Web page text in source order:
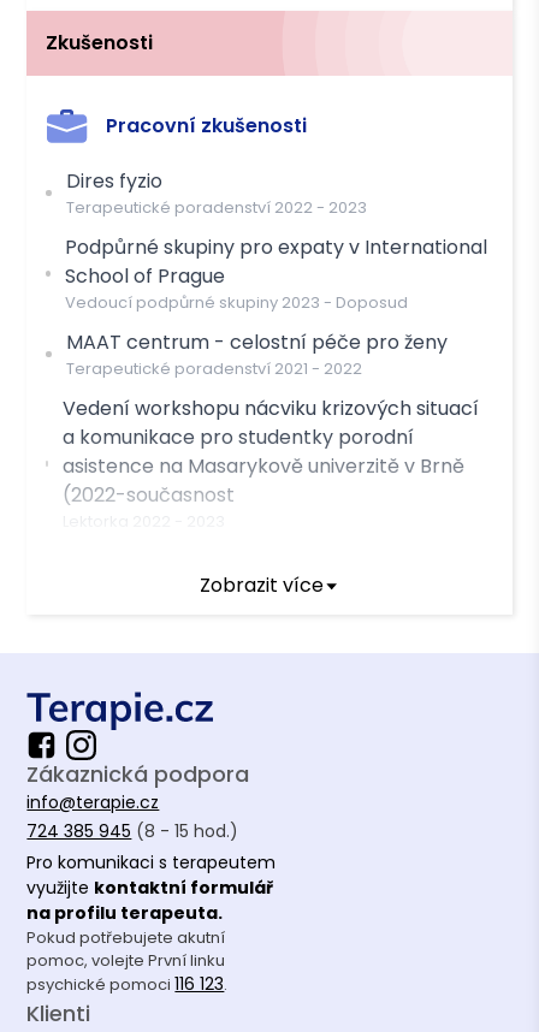
Zkušenosti
Pracovní zkušenosti
Dires fyzio
Terapeutické poradenství 2022- 2023
Podpůrné skupiny pro expaty v International
School of Prague
Vedoucí podpůrné skupiny 2023 - Doposud
MAAT centrum - celostní péče pro ženy
Terapeutické poradenství 2021 - 2022
Vedení workshopu nácviku krizových situací
a komunikace pro studentky porodní
asistence na Masarykově univerzitě v Brně
(2022-současnost
Personal assistant for children with specific needs
Koordinátorka vzdělávání
Soukromá terapeutická praxe
Terapeutka2021-Doposud
Terapeutický výcvik
Psychoterapeutický výcvik PVŠPS 2004-2009
( vedený Mgr. Karolína Kotovská a Mgr. Dan
Šimek) Výcvik byl veden v
psychodynamickém a daseinsanalytickém
duchu, akreditovaný pro zdravotnictví
Zobrazit více
Zákaznická podpora
info@terapie.cz
724 385 945 (8 - 15 hod.)
Pro komunikaci s terapeutem
využijte kontaktní formulář
na profilu terapeuta.
Pokud potřebujete akutní
pomoc, volejte První linku
psychické pomoci116 123.
Klienti